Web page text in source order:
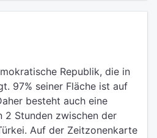
Republik, die in
97% seiner Fläche ist auf
besteht auch eine
2 Stunden zwischen der
Auf der Zeitzonenkarte